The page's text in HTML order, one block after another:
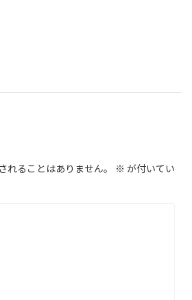
れることはありません。 ※ が付いてい